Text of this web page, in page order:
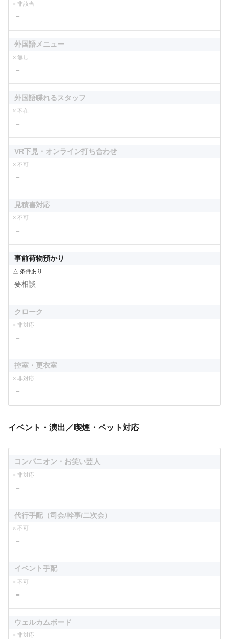
× 非該当
－
外国語メニュー
× 無し
－
外国語喋れるスタッフ
× 不在
－
VR下見・オンライン打ち合わせ
× 不可
－
見積書対応
× 不可
－
事前荷物預かり
△ 条件あり
要相談
クローク
× 非対応
－
控室・更衣室
× 非対応
－
イベント・演出／喫煙・ペット対応
コンパニオン・お笑い芸人
× 非対応
－
代行手配（司会/幹事/二次会）
× 不可
－
イベント手配
× 不可
－
ウェルカムボード
× 非対応